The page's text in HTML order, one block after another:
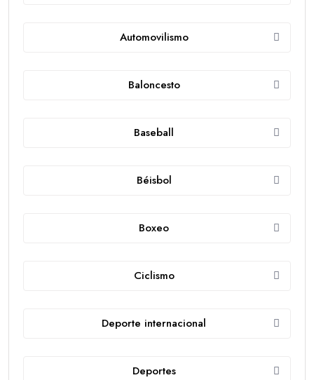
Automovilismo
Baloncesto
Baseball
Béisbol
Boxeo
Ciclismo
Deporte internacional
Deportes